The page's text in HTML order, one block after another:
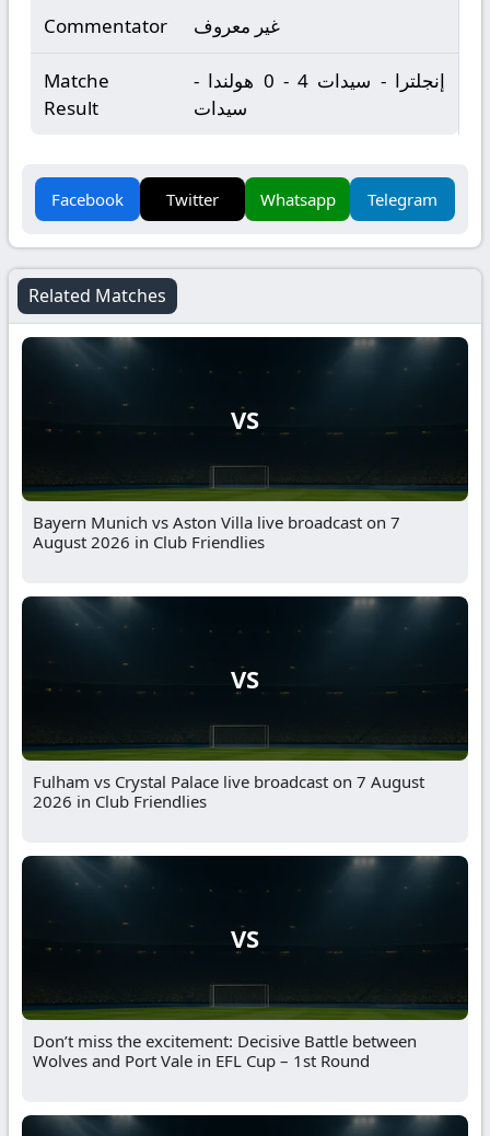
Commentator غير معروف
Matche
Result
إنجلترا - سيدات 4 - 0 هولندا -
سيدات
Facebook Twitter Whatsapp Telegram
Related Matches
VS
Bayern Munich vs Aston Villa live broadcast on 7
August 2026 in Club Friendlies
VS
Fulham vs Crystal Palace live broadcast on 7 August
2026 in Club Friendlies
VS
Don’t miss the excitement: Decisive Battle between
Wolves and Port Vale in EFL Cup – 1st Round